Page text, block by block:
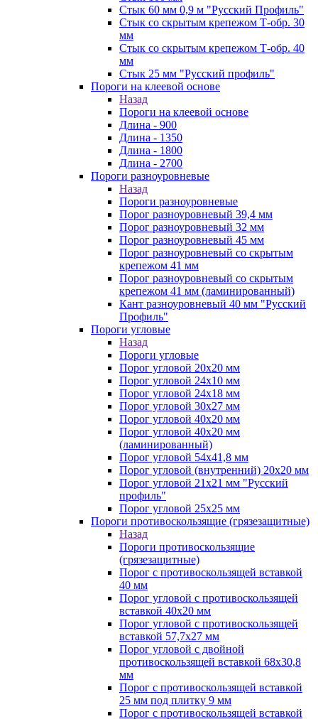
Стык 60 мм 0,9 м "Русский Профиль"
Стык со скрытым крепежом Т-обр. 30
мм
Стык со скрытым крепежом Т-обр. 40
мм
Стык 25 мм "Русский профиль"
Пороги на клеевой основе
Назад
Пороги на клеевой основе
Длина - 900
Длина - 1350
Длина - 1800
Длина - 2700
Пороги разноуровневые
Назад
Пороги разноуровневые
Порог разноуровневый 39,4 мм
Порог разноуровневый 32 мм
Порог разноуровневый 45 мм
Порог разноуровневый со скрытым
крепежом 41 мм
Порог разноуровневый со скрытым
крепежом 41 мм (ламинированный)
Кант разноуровневый 40 мм "Русский
Профиль"
Пороги угловые
Назад
Пороги угловые
Порог угловой 20х20 мм
Порог угловой 24х10 мм
Порог угловой 24х18 мм
Порог угловой 30х27 мм
Порог угловой 40х20 мм
Порог угловой 40х20 мм
(ламинированный)
Порог угловой 54х41,8 мм
Порог угловой (внутренний) 20х20 мм
Порог угловой 21х21 мм "Русский
профиль"
Порог угловой 25х25 мм
Пороги противоскользящие (грязезащитные)
Назад
Пороги противоскользящие
(грязезащитные)
Порог с противоскользящей вставкой
40 мм
Порог угловой с противоскользящей
вставкой 40х20 мм
Порог угловой с противоскользящей
вставкой 57,7х27 мм
Порог угловой с двойной
противоскользящей вставкой 68х30,8
мм
Порог с противоскользящей вставкой
25 мм под плитку 9 мм
Порог с противоскользящей вставкой